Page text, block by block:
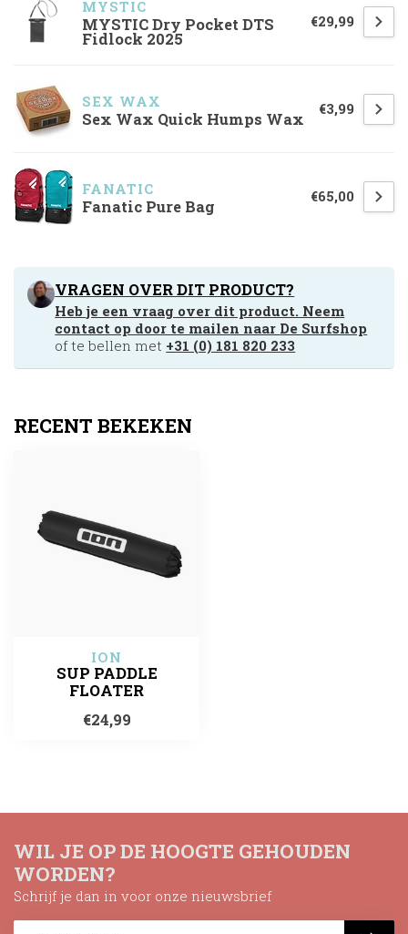
MYSTIC
MYSTIC Dry Pocket DTS
Fidlock 2025
€29,99
SEX WAX
Sex Wax Quick Humps Wax
€3,99
FANATIC
Fanatic Pure Bag
€65,00
VRAGEN OVER DIT PRODUCT?
Heb je een vraag over dit product. Neem
contact op door te mailen naar De Surfshop
of te bellen met +31 (0) 181 820 233
RECENT BEKEKEN
ION
SUP PADDLE
FLOATER
€24,99
WIL JE OP DE HOOGTE GEHOUDEN
WORDEN?
Schrijf je dan in voor onze nieuwsbrief